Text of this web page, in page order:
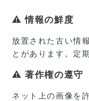
⚠️ 情報の鮮度
放置された古い情
とがあります。定
⚠️ 著作権の遵守
ネット上の画像を